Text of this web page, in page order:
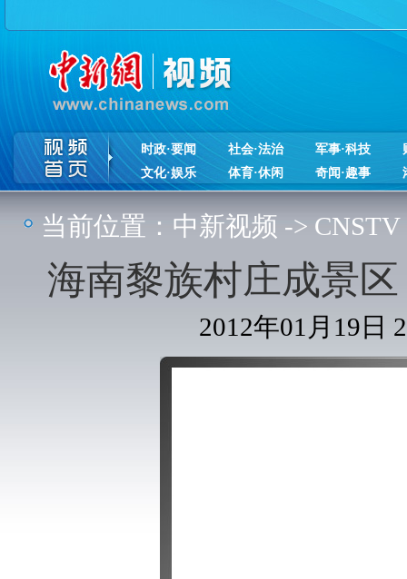
时政·要闻 社会·法治 军事·科技
文化·娱乐
体育·休闲 奇闻·趣事
当前位置： 中新视频 -> CNSTV
海南黎族村庄成景
2012年01月19